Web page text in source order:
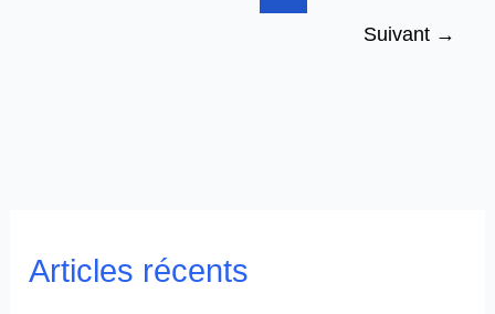
Suivant →
Articles récents